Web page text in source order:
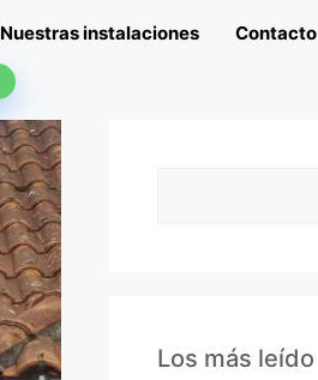
Nuestras instalaciones Contacto
Los más leído